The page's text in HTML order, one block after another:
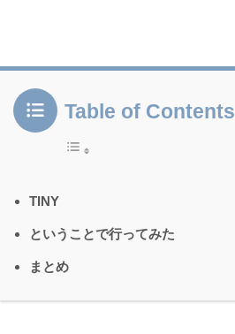
Table of Contents
TINY
ということで行ってみた
まとめ